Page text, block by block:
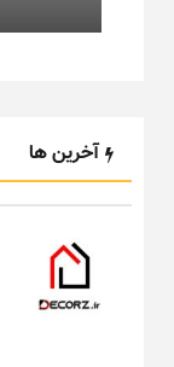
آخرین ها